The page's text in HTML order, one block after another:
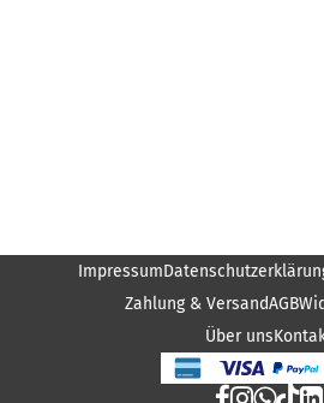
Impressum
Zahlung & VersandAGB
Über uns